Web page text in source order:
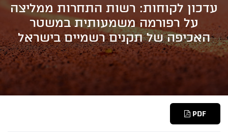
עדכון לקוחות: רשות התחרות ממליצה
על רפורמה משמעותית במשטר
האכיפה של תקנים רשמיים בישראל
PDF